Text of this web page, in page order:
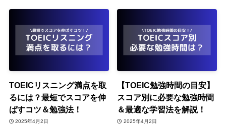
TOEICリスニング満点を取
るには？最短でスコアを伸
ばすコツ＆勉強法！
2025年4月2日
【TOEIC勉強時間の目安】
スコア別に必要な勉強時間
＆最適な学習法を解説！
2025年4月2日